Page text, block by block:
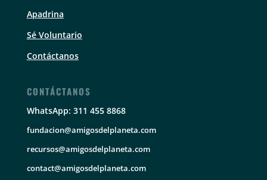
Apadrina
Sé Voluntario
Contáctanos
CONTÁCTANOS
WhatsApp: 311 455 8868
fundacion@amigosdelplaneta.com
recursos@amigosdelplaneta.com
contact@amigosdelplaneta.com